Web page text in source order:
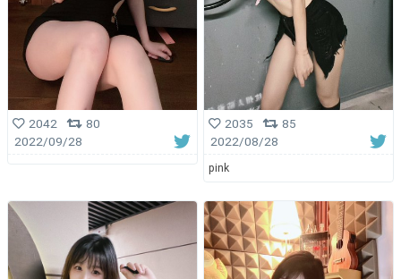
2042
80
2022/09/28
2035
85
2022/08/28
pink